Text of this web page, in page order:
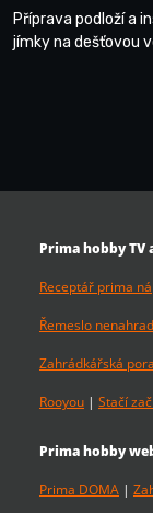
Příprava podloží a
jímky na dešťovou
Prima hobby TV
Receptář prima
Řemeslo
Zahrádkářská
Rooyou | Stačí
Prima hobby
Prima DOMA |